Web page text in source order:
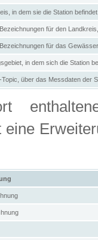
in dem sie die Station befindet
für den
für das
in dem sich die Station
Topic, über das Messdaten der